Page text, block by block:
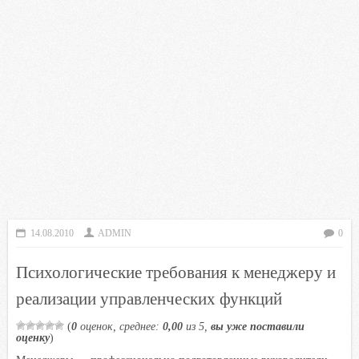
14.08.2010 ADMIN 0
Психологические требования к менеджеру и
реализации управленческих функций
(0 оценок, среднее: 0,00 из 5, вы уже поставили
оценку)